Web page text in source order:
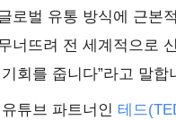
로벌 유통 방식에 근본
너뜨려 전 세계적으로
회를 줍니다”라고 말합
튜브 파트너인 테드